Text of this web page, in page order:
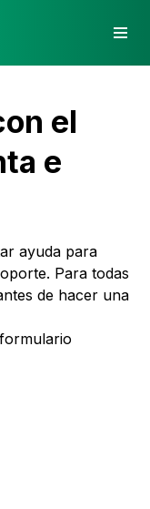
el
e
ayuda para
Para todas
de hacer una